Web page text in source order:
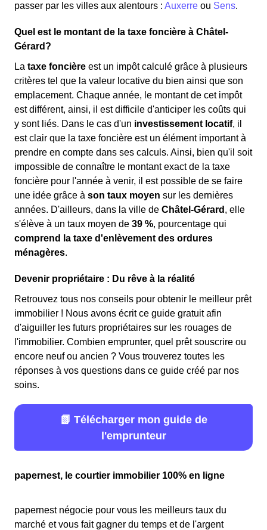
passer par les villes aux alentours : Auxerre ou Sens.
Quel est le montant de la taxe foncière à Châtel-
Gérard?
La taxe foncière est un impôt calculé grâce à plusieurs
critères tel que la valeur locative du bien ainsi que son
emplacement. Chaque année, le montant de cet impôt
est différent, ainsi, il est difficile d'anticiper les coûts qui
y sont liés. Dans le cas d'un investissement locatif, il
est clair que la taxe foncière est un élément important à
prendre en compte dans ses calculs. Ainsi, bien qu'il soit
impossible de connaître le montant exact de la taxe
foncière pour l'année à venir, il est possible de se faire
une idée grâce à son taux moyen sur les dernières
années. D'ailleurs, dans la ville de Châtel-Gérard , elle
s'élève à un taux moyen de 39 %, pourcentage qui
comprend la taxe d'enlèvement des ordures
ménagères.
Devenir propriétaire : Du rêve à la réalité
Retrouvez tous nos conseils pour obtenir le meilleur prêt
immobilier ! Nous avons écrit ce guide gratuit afin
d'aiguiller les futurs propriétaires sur les rouages de
l'immobilier. Combien emprunter, quel prêt souscrire ou
encore neuf ou ancien ? Vous trouverez toutes les
réponses à vos questions dans ce guide créé par nos
soins.
📗 Télécharger mon guide de
l'emprunteur
papernest, le courtier immobilier 100% en ligne
papernest négocie pour vous les meilleurs taux du
marché et vous fait gagner du temps et de l'argent